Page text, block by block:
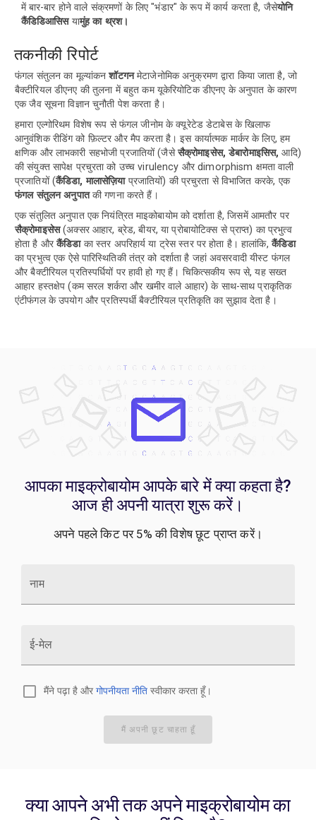
में बार-बार होने वाले संक्रमणों के लिए "भंडार" के रूप में कार्य करता है, जैसेयोनि
कैंडिडिआसिसयामुंह का थ्रश।
तकनीकी रिपोर्ट
फंगल संतुलन का मूल्यांकनशॉटगनमेटाजेनोमिक अनुक्रमण द्वारा किया जाता है, जो
बैक्टीरियल डीएनए की तुलना में बहुत कम यूकेरियोटिक डीएनए के अनुपात के कारण
एक जैव सूचना विज्ञान चुनौती पेश करता है।
हमारा एल्गोरिथम विशेष रूप से फंगल जीनोम के क्यूरेटेड डेटाबेस के खिलाफ
आनुवंशिक रीडिंग को फ़िल्टर और मैप करता है। इस कार्यात्मक मार्कर के लिए, हम
क्षणिक और लाभकारी सहभोजी प्रजातियों (जैसेसैक्रोमाइसेस, डेबारोमाइसिस, आदि)
की संयुक्त सापेक्ष प्रचुरता को उच्च virulency और dimorphism क्षमता वाली
प्रजातियों (कैंडिडा, मालासेज़ियाप्रजातियों) की प्रचुरता से विभाजित करके, एक
फंगल संतुलन अनुपातकी गणना करते हैं।
एक संतुलित अनुपात एक नियंत्रित माइकोबायोम को दर्शाता है, जिसमें आमतौर पर
सैक्रोमाइसेस(अक्सर आहार, ब्रेड, बीयर, या प्रोबायोटिक्स से प्राप्त) का प्रभुत्व
होता है औरकैंडिडाका स्तर अपरिहार्य या ट्रेस स्तर पर होता है। हालांकि,कैंडिडा
का प्रभुत्व एक ऐसे पारिस्थितिकी तंत्र को दर्शाता है जहां अवसरवादी यीस्ट फंगल
और बैक्टीरियल प्रतिस्पर्धियों पर हावी हो गए हैं। चिकित्सकीय रूप से, यह सख्त
आहार हस्तक्षेप (कम सरल शर्करा और खमीर वाले आहार) के साथ-साथ प्राकृतिक
एंटीफंगल के उपयोग और प्रतिस्पर्धी बैक्टीरियल प्रतिकृति का सुझाव देता है।
आपका माइक्रोबायोम आपके बारे में क्या कहता है?
आज ही अपनी यात्रा शुरू करें।
अपने पहले किट पर 5% की विशेष छूट प्राप्त करें।
नाम
ई-मेल
मैंने पढ़ा है और गोपनीयता नीतिस्वीकार करता हूँ।
मैं अपनी छूट चाहता हूँ
क्या आपने अभी तक अपने माइक्रोबायोम का